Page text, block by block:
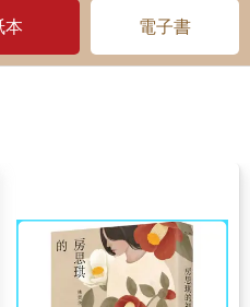
本 電子書